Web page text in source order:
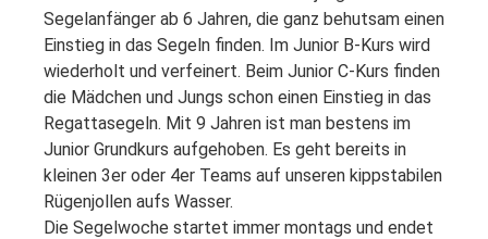
Segelanfänger ab 6 Jahren, die ganz behutsam einen
Einstieg in das Segeln finden. Im Junior B-Kurs wird
wiederholt und verfeinert. Beim Junior C-Kurs finden
die Mädchen und Jungs schon einen Einstieg in das
Regattasegeln. Mit 9 Jahren ist man bestens im
Junior Grundkurs aufgehoben. Es geht bereits in
kleinen 3er oder 4er Teams auf unseren kippstabilen
Rügenjollen aufs Wasser.
Die Segelwoche startet immer montags und endet